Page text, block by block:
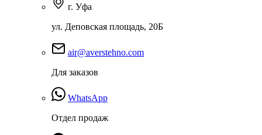
г. Уфа
ул. Деповская площадь, 20Б
air@averstehno.com
Для заказов
WhatsApp
Отдел продаж